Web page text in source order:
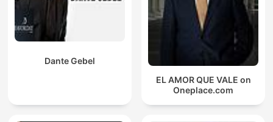
Dante Gebel
EL AMOR QUE VALE on
Oneplace.com